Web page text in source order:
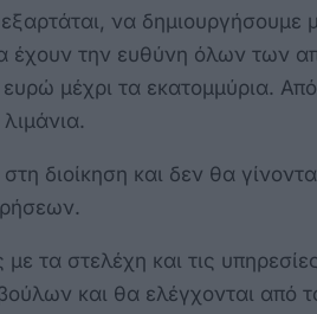
να δημιουργήσουμε
έχουν την ευθύνη όλων των
ευρώ μέχρι τα εκατομμύρια.
διοίκηση και δεν θα
τα στελέχη και τις
και θα ελέγχονται από